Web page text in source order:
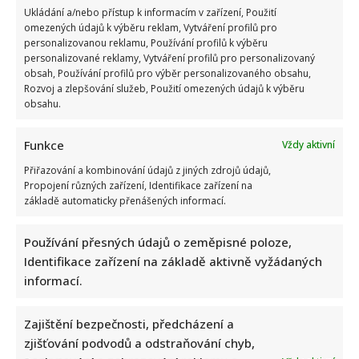
Ukládání a/nebo přístup k informacím v zařízení, Použití
omezených údajů k výběru reklam, Vytváření profilů pro
personalizovanou reklamu, Používání profilů k výběru
personalizované reklamy, Vytváření profilů pro personalizovaný
obsah, Používání profilů pro výběr personalizovaného obsahu,
Rozvoj a zlepšování služeb, Použití omezených údajů k výběru
obsahu.
Funkce
Vždy aktivní
Přiřazování a kombinování údajů z jiných zdrojů údajů,
Propojení různých zařízení, Identifikace zařízení na
základě automaticky přenášených informací.
Používání přesných údajů o zeměpisné poloze,
Identifikace zařízení na základě aktivně vyžádaných
informací.
Zajištění bezpečnosti, předcházení a
zjišťování podvodů a odstraňování chyb,
VíceRead
more
about
V
královské
rodině
zavládl
smutek.
Královna
Camilla
s
kamarádkou
Královna Camilla zrušila plánovaný program z
vážných zdravotních důvodů